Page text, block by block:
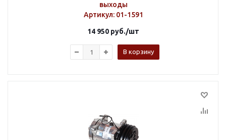
выходы
Артикул: 01-1591
14 950 руб./шт
В корзину